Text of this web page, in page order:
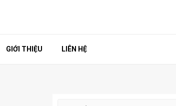
GIỚI THIỆU LIÊN HỆ